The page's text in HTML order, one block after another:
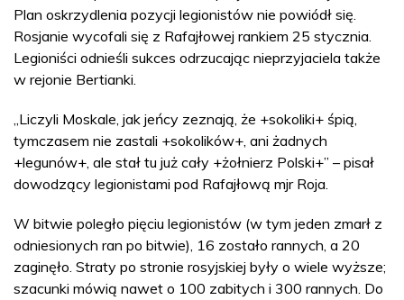
Plan oskrzydlenia pozycji legionistów nie powiódł się.
Rosjanie wycofali się z Rafajłowej rankiem 25 stycznia.
Legioniści odnieśli sukces odrzucając nieprzyjaciela także
w rejonie Bertianki.
„Liczyli Moskale, jak jeńcy zeznają, że +sokoliki+ śpią,
tymczasem nie zastali +sokolików+, ani żadnych
+legunów+, ale stał tu już cały +żołnierz Polski+” – pisał
dowodzący legionistami pod Rafajłową mjr Roja.
W bitwie poległo pięciu legionistów (w tym jeden zmarł z
odniesionych ran po bitwie), 16 zostało rannych, a 20
zaginęło. Straty po stronie rosyjskiej były o wiele wyższe;
szacunki mówią nawet o 100 zabitych i 300 rannych. Do